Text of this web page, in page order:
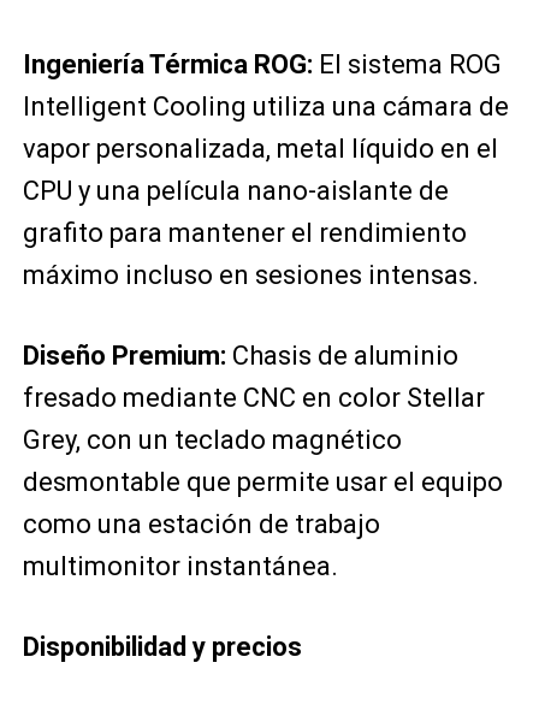
Ingeniería Térmica ROG: El sistema ROG
Intelligent Cooling utiliza una cámara de
vapor personalizada, metal líquido en el
CPU y una película nano-aislante de
grafito para mantener el rendimiento
máximo incluso en sesiones intensas.
Diseño Premium: Chasis de aluminio
fresado mediante CNC en color Stellar
Grey, con un teclado magnético
desmontable que permite usar el equipo
como una estación de trabajo
multimonitor instantánea.
Disponibilidad y precios